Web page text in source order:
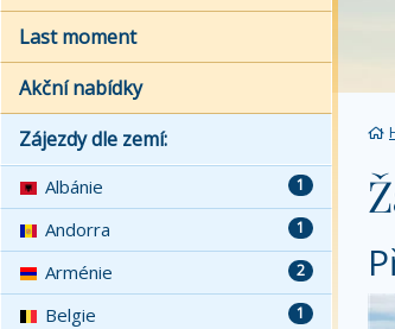
Last moment
Akční nabídky
Zájezdy dle zemí:
1
Albánie
1
Andorra
2
Arménie
1
Belgie